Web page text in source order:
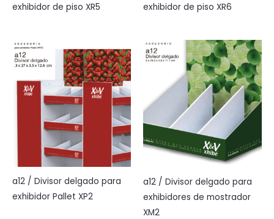
exhibidor de piso XR5 exhibidor de piso XR6
a12 / Divisor delgado para
exhibidor Pallet XP2
a12 / Divisor delgado para
exhibidores de mostrador
XM2